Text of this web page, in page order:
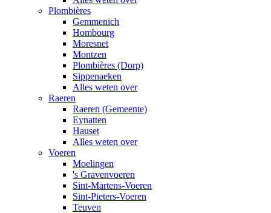
Plombières
Gemmenich
Hombourg
Moresnet
Montzen
Plombières (Dorp)
Sippenaeken
Alles weten over
Raeren
Raeren (Gemeente)
Eynatten
Hauset
Alles weten over
Voeren
Moelingen
's Gravenvoeren
Sint-Martens-Voeren
Sint-Pieters-Voeren
Teuven